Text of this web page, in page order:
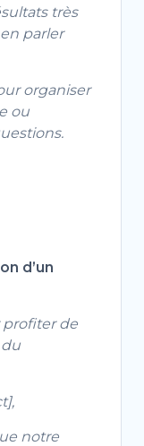
très
parler
organiser
ou
d’un
profiter de
notre